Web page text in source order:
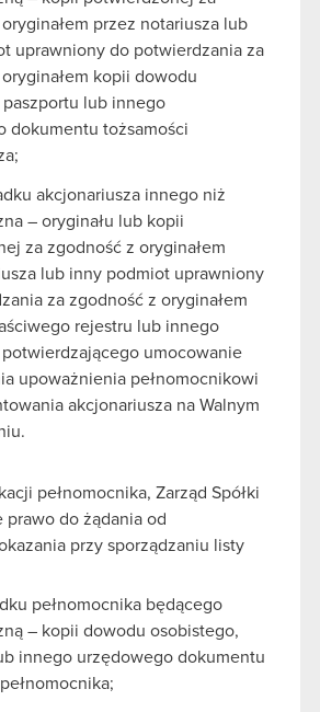
cookie.
przez notariusza lub
uprawniony do potwierdzania za
kopii dowodu
lub innego
dokumentu tożsamości
akcjonariusza innego niż
– oryginału lub kopii
za zgodność z oryginałem
lub inny podmiot uprawniony
za zgodność z oryginałem
rejestru lub innego
umocowanie
upoważnienia pełnomocnikowi
akcjonariusza na Walnym
pełnomocnika, Zarząd Spółki
prawo do żądania od
przy sporządzaniu listy
pełnomocnika będącego
– kopii dowodu osobistego,
innego urzędowego dokumentu